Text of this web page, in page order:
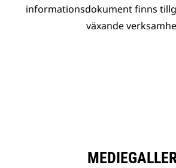
informationsdokument finns
växande